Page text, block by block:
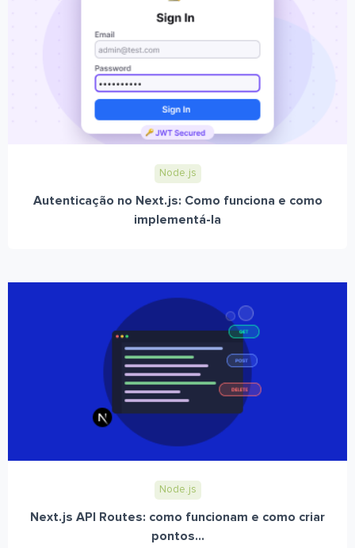
Node.js
Autenticação no Next.js: Como funciona e como
implementá-la
Node.js
Next.js API Routes: como funcionam e como criar
pontos...